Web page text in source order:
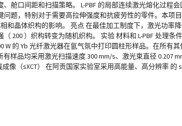
舱口间距和扫描策略。 L-PBF 的局部连续激光熔化过程
题，特别对于需要高拉伸强度和抗疲劳性的零件。本项
和晶体织构的影响。 亮点 在最佳加工制度下，激光功率
200 ）织构转变为随机织构。 实验 材料和 L-PBF 处理条
W 的 Yb 光纤激光器在氩气氛中打印圆柱形样品。在所有
有样品均采用激光扫描速度 300 mm/s、激光束直径 0.207
成像（sXCT） 在阿贡国家实验室采用高能量、高分辨率